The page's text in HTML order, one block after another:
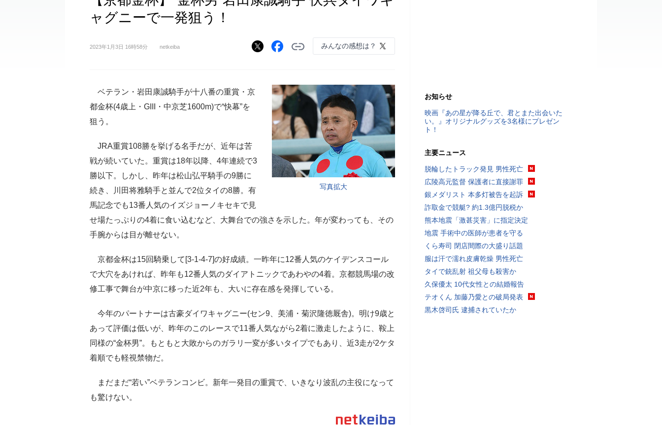
ャグニーで一発狙う！
2023年1月3日 16時58分 netkeiba みんなの感想は？
写真拡大
ベテラン・岩田康誠騎手が十八番の重賞・京
都金杯(4歳上・GIII・中京芝1600m)で“快幕”を
狙う。
JRA重賞108勝を挙げる名手だが、近年は苦
戦が続いていた。重賞は18年以降、4年連続で3
勝以下。しかし、昨年は松山弘平騎手の9勝に
続き、川田将雅騎手と並んで2位タイの8勝。有
馬記念でも13番人気のイズジョーノキセキで見
せ場たっぷりの4着に食い込むなど、大舞台での強さを示した。年が変わっても、その
手腕からは目が離せない。
京都金杯は15回騎乗して[3‐1‐4‐7]の好成績。一昨年に12番人気のケイデンスコール
で大穴をあければ、昨年も12番人気のダイアトニックであわやの4着。京都競馬場の改
修工事で舞台が中京に移った近2年も、大いに存在感を発揮している。
今年のパートナーは古豪ダイワキャグニー(セン9、美浦・菊沢隆徳厩舎)。明け9歳と
あって評価は低いが、昨年のこのレースで11番人気ながら2着に激走したように、鞍上
同様の“金杯男”。もともと大敗からのガラリ一変が多いタイプでもあり、近3走が2ケタ
着順でも軽視禁物だ。
まだまだ“若い”ベテランコンビ。新年一発目の重賞で、いきなり波乱の主役になって
も驚けない。
お知らせ
映画『あの星が降る丘で、君とまた出会いた
い。』オリジナルグッズを3名様にプレゼン
ト！
主要ニュース
脱輪したトラック発見 男性死亡
広陵高元監督 保護者に直接謝罪
銀メダリスト 本多灯被告を起訴
詐取金で競艇? 約1.3億円脱税か
熊本地震「激甚災害」に指定決定
地震 手術中の医師が患者を守る
くら寿司 閉店間際の大盛り話題
服は汗で濡れ皮膚乾燥 男性死亡
タイで銃乱射 祖父母も殺害か
久保優太 10代女性との結婚報告
テオくん 加藤乃愛との破局発表
黒木啓司氏 逮捕されていたか